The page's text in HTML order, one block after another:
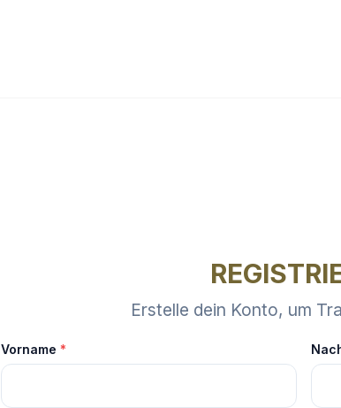
Erstelle dein Konto, um
Vorname *